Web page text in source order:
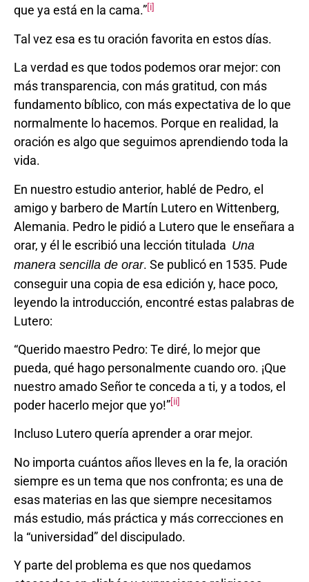
que ya está en la cama.”[i]
Tal vez esa es tu oración favorita en estos días.
La verdad es que todos podemos orar mejor: con
más transparencia, con más gratitud, con más
fundamento bíblico, con más expectativa de lo que
normalmente lo hacemos. Porque en realidad, la
oración es algo que seguimos aprendiendo toda la
vida.
En nuestro estudio anterior, hablé de Pedro, el
amigo y barbero de Martín Lutero en Wittenberg,
Alemania. Pedro le pidió a Lutero que le enseñara a
orar, y él le escribió una lección titulada Una
manera sencilla de orar. Se publicó en 1535. Pude
conseguir una copia de esa edición y, hace poco,
leyendo la introducción, encontré estas palabras de
Lutero:
“Querido maestro Pedro: Te diré, lo mejor que
pueda, qué hago personalmente cuando oro. ¡Que
nuestro amado Señor te conceda a ti, y a todos, el
poder hacerlo mejor que yo!”[ii]
Incluso Lutero quería aprender a orar mejor.
No importa cuántos años lleves en la fe, la oración
siempre es un tema que nos confronta; es una de
esas materias en las que siempre necesitamos
más estudio, más práctica y más correcciones en
la “universidad” del discipulado.
Y parte del problema es que nos quedamos